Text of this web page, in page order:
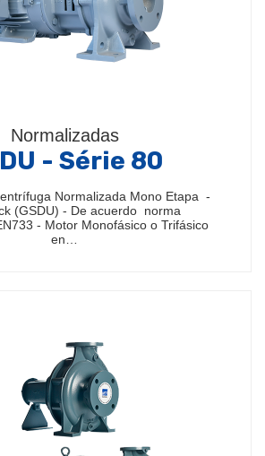
Normalizadas
- Série 80
Normalizada Mono Etapa -
(GSDU) - De acuerdo norma
- Motor Monofásico o Trifásico
en…